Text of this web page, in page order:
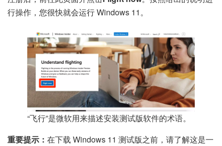
行操作，您很快就会运行 Windows 11。
“飞行”是微软用来描述安装测试版软件的术语。
重要提示： 在下载 Windows 11 测试版之前，请了解这是一